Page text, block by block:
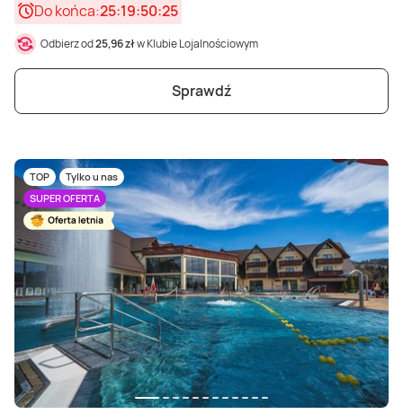
Do końca:25:19:50:23
Odbierz od25,96 złw Klubie Lojalnościowym
Sprawdź
TOP
Tylko u nas
SUPER OFERTA